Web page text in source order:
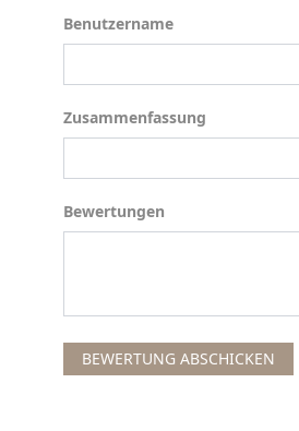
Benutzername
Benutzername
Zusammenfassung
Zusammenfassung
Bewertungen
Bewertungen
BEWERTUNG ABSCHICKEN